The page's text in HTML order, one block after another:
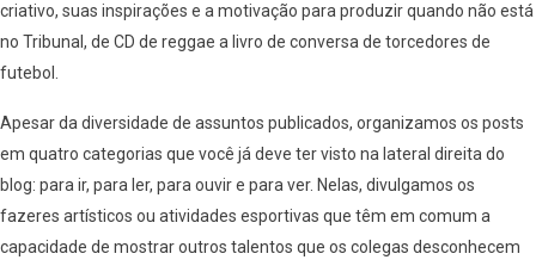
criativo, suas inspirações e a motivação para produzir quando não está
no Tribunal, de CD de reggae a livro de conversa de torcedores de
futebol.
Apesar da diversidade de assuntos publicados, organizamos os posts
em quatro categorias que você já deve ter visto na lateral direita do
blog: para ir, para ler, para ouvir e para ver. Nelas, divulgamos os
fazeres artísticos ou atividades esportivas que têm em comum a
capacidade de mostrar outros talentos que os colegas desconhecem